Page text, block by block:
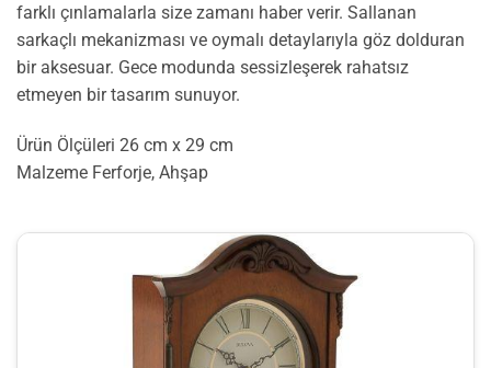
farklı çınlamalarla size zamanı haber verir. Sallanan
sarkaçlı mekanizması ve oymalı detaylarıyla göz dolduran
bir aksesuar. Gece modunda sessizleşerek rahatsız
etmeyen bir tasarım sunuyor.
Ürün Ölçüleri 26 cm x 29 cm
Malzeme Ferforje, Ahşap